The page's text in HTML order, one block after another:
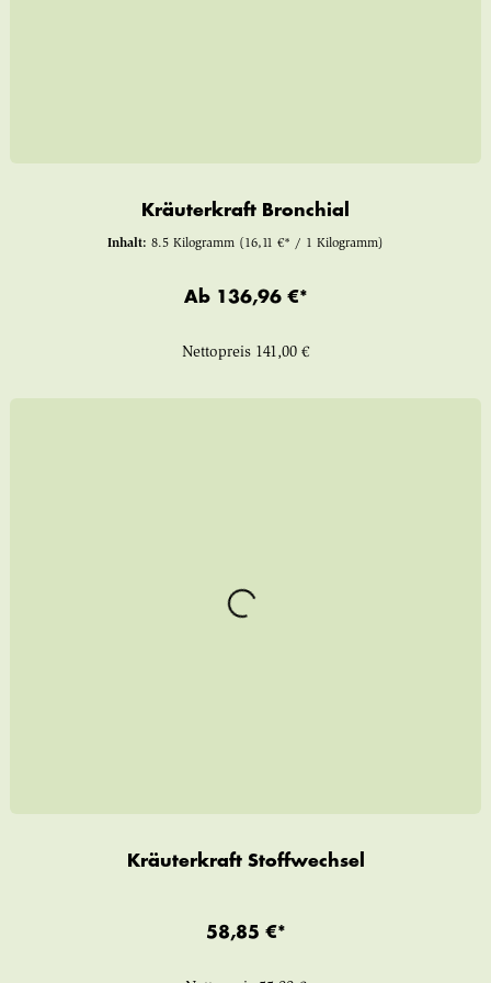
Kräuterkraft Bronchial
Inhalt: 8.5 Kilogramm (16,11 €* / 1 Kilogramm)
Ab 136,96 €*
Nettopreis 141,00 €
Kräuterkraft Stoffwechsel
58,85 €*